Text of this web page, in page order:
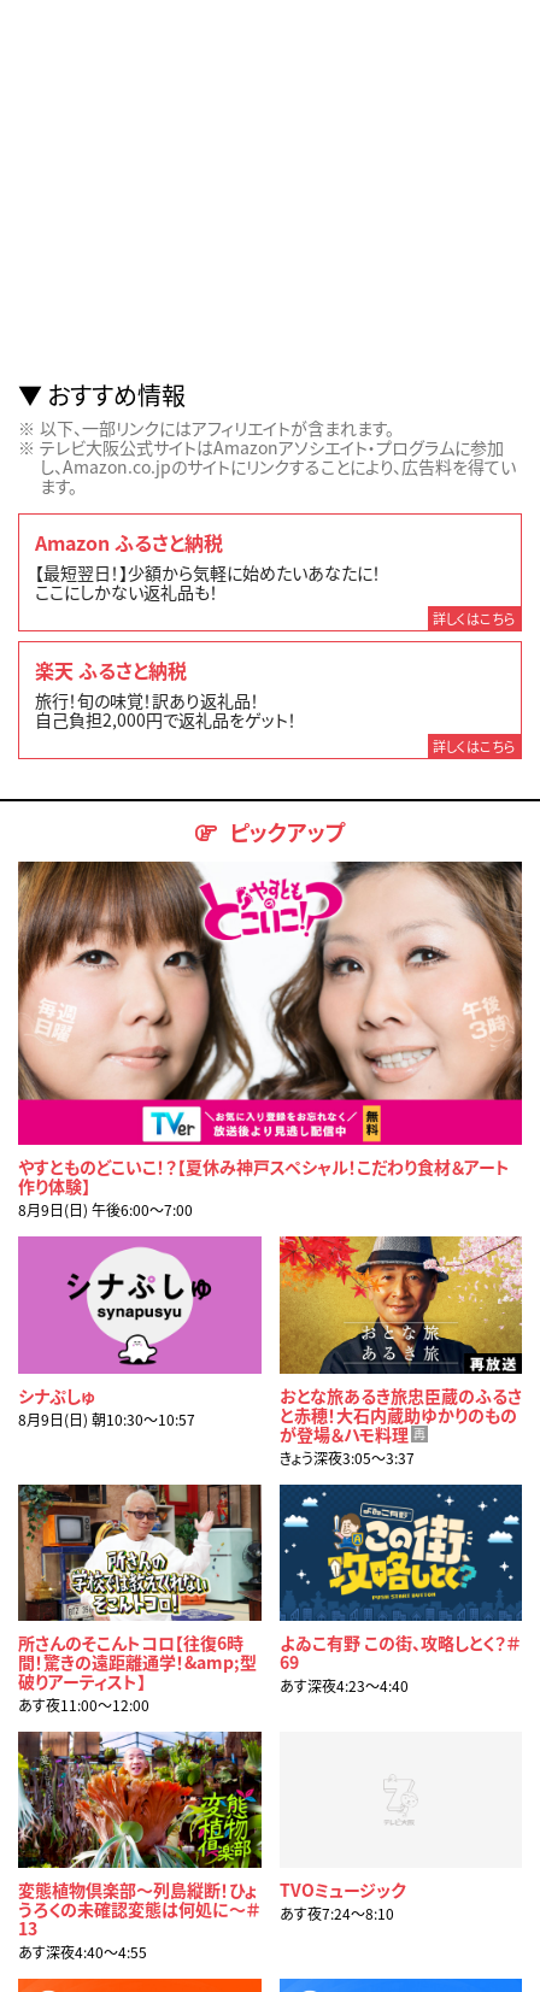
おすすめ情報
以下、一部リンクにはアフィリエイトが含まれます。
テレビ大阪公式サイトはAmazonアソシエイト・プログラムに参加
し、Amazon.co.jpのサイトにリンクすることにより、広告料を得てい
ます。
Amazon ふるさと納税
【最短翌日！】少額から気軽に始めたいあなたに！
ここにしかない返礼品も！
詳しくはこちら
楽天 ふるさと納税
旅行！旬の味覚！訳あり返礼品！
自己負担2,000円で返礼品をゲット！
詳しくはこちら
ピックアップ
やすとものどこいこ！？【夏休み神戸スペシャル！こだわり食材＆アート
作り体験】
8月9日(日) 午後6:00〜7:00
シナぷしゅ
8月9日(日) 朝10:30〜10:57
おとな旅あるき旅忠臣蔵のふるさ
と赤穂！大石内蔵助ゆかりのもの
が登場＆ハモ料理 再
きょう深夜3:05〜3:37
所さんのそこんトコロ【往復6時
間！驚きの遠距離通学！&amp;型
破りアーティスト】
あす夜11:00〜12:00
よゐこ有野 この街、攻略しとく？＃
69
あす深夜4:23〜4:40
変態植物倶楽部～列島縦断！ひょ
うろくの未確認変態は何処に～＃
13
あす深夜4:40〜4:55
TVOミュージック
あす夜7:24〜8:10